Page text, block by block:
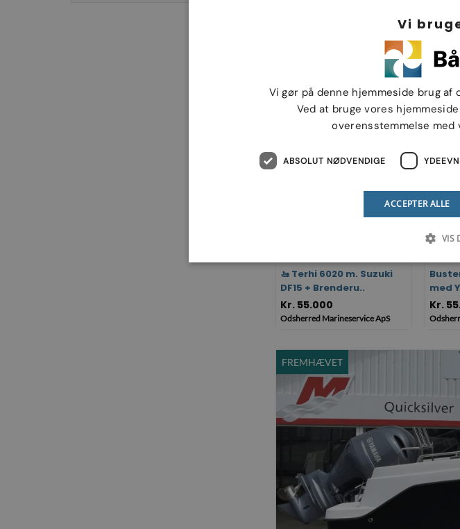
Nydam 550 Fisk m/50 hk
4-takt
Kr. 46.490
Sejs Auto & Marinecenter I/S
hk
Kr.
Bøge's
🚤 Terhi 6020 m. Suzuki
DF15 + Brenderu..
Kr. 55.000
Odsherred Marineservice ApS
med
Kr.
FREMHÆVET
Vi
Vi gør på denne hjemmeside brug
Ved at bruge vores
overensstemmelse
ABSOLUT NØDVENDIGE
ACCEPTER ALLE
VIS